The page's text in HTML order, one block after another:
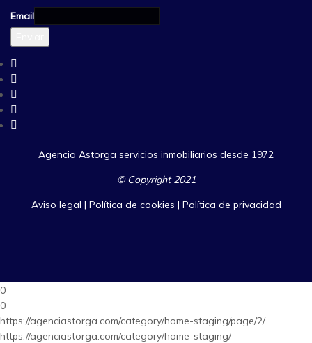
Email
Agencia Astorga servicios inmobiliarios desde 1972
© Copyright 2021
Aviso legal | Política de cookies | Política de privacidad
0
0
https://agenciastorga.com/category/home-staging/page/2/
https://agenciastorga.com/category/home-staging/